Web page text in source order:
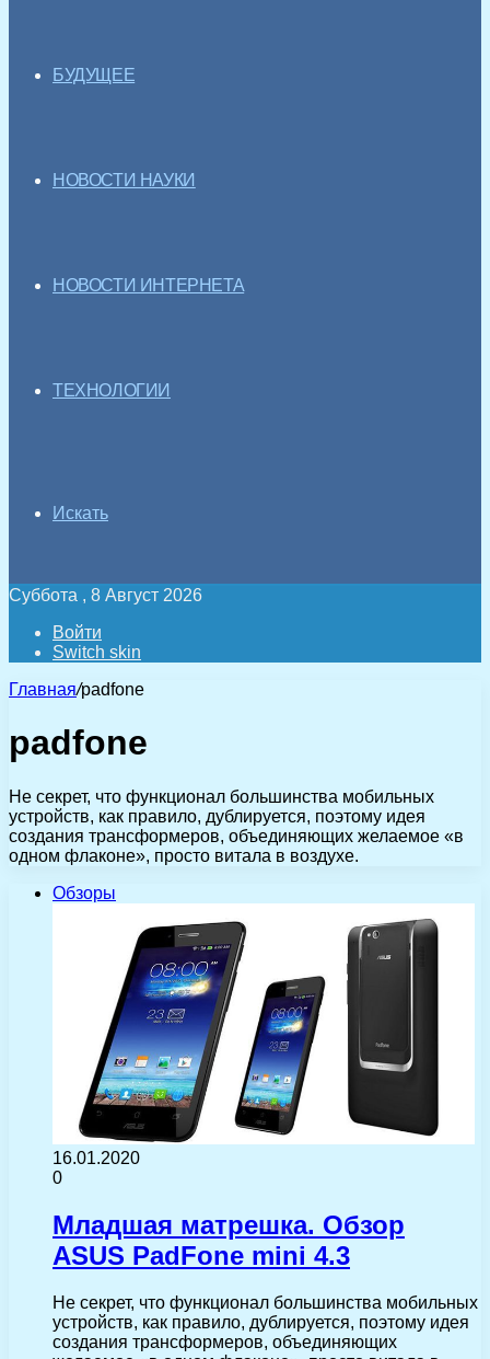
БУДУЩЕЕ
НОВОСТИ НАУКИ
НОВОСТИ ИНТЕРНЕТА
ТЕХНОЛОГИИ
Искать
Суббота , 8 Август 2026
Войти
Switch skin
Главная/padfone
padfone
Не секрет, что функционал большинства мобильных
устройств, как правило, дублируется, поэтому идея
создания трансформеров, объединяющих желаемое «в
одном флаконе», просто витала в воздухе.
Обзоры
16.01.2020
0
Младшая матрешка. Обзор
ASUS PadFone mini 4.3
Не секрет, что функционал большинства мобильных
устройств, как правило, дублируется, поэтому идея
создания трансформеров, объединяющих